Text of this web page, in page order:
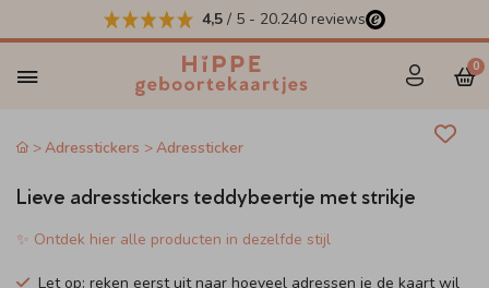
4,5 / 5 - 20.240 reviews
0
Adresstickers Adressticker
Lieve adresstickers teddybeertje met strikje
✨ Ontdek hier alle producten in dezelfde stijl
Let op: reken eerst uit naar hoeveel adressen je de kaart wil